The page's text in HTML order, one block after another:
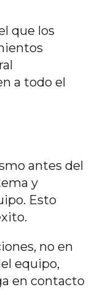
que los
a todo el
antes del
y
Esto
no en
equipo,
en contacto